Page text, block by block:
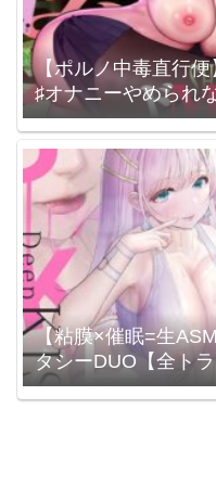
【ポルノ中毒直行
♯オナニーやめられ
ミン系」シャッフ
【粘膜×催眠=生
タシーDUO【全ト
シロイルカ / 秋野か